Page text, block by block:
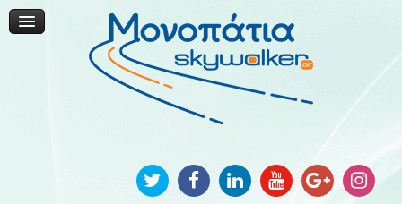
Μονοπάτια Καινοτομίας
Μονοπάτια Τοπικής Ανάπτυξης
Ανακοινώσεις
Φωτογραφίες